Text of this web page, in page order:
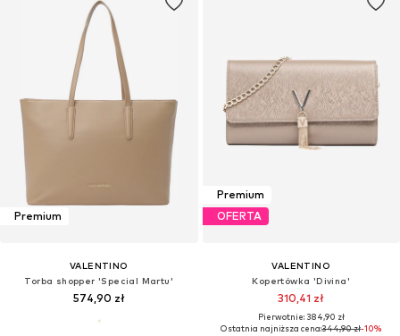
Premium
VALENTINO
Torba shopper 'Special Martu'
574,90 zł
Premium
OFERTA
VALENTINO
Kopertówka 'Divina'
310,41 zł
Pierwotnie: 384,90 zł
Ostatnia najniższa cena:344,90 zł-10%